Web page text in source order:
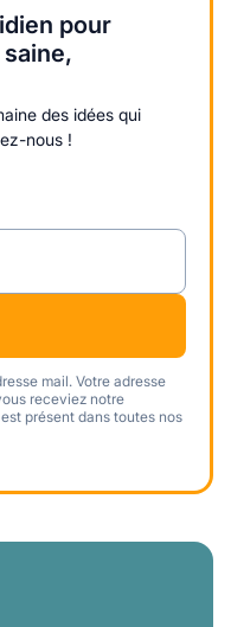
pour
des idées qui
nous !
mail. Votre adresse
receviez notre
présent dans toutes nos